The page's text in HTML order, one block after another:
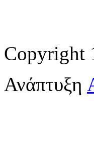
Copyright
Ανάπτυξη